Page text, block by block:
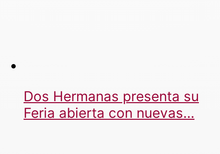
Dos Hermanas presenta su
Feria abierta con nuevas…